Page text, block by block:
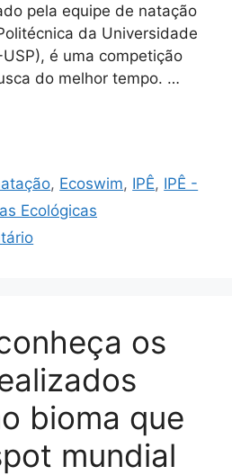
pela equipe de natação
da Universidade
é uma competição
do melhor tempo. …
, Ecoswim, IPÊ, IPÊ -
Ecológicas
os
bioma que
mundial